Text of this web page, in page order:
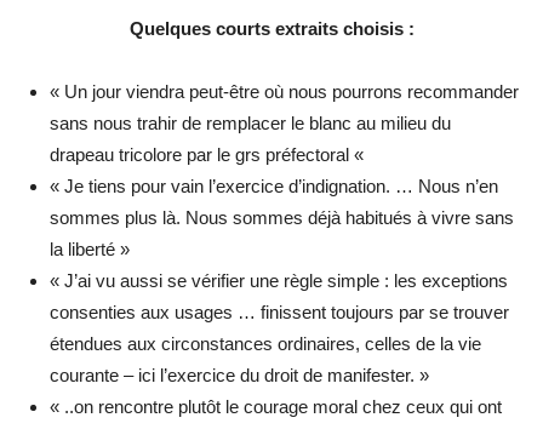
Quelques courts extraits choisis :
« Un jour viendra peut-être où nous pourrons recommander
sans nous trahir de remplacer le blanc au milieu du
drapeau tricolore par le grs préfectoral «
« Je tiens pour vain l’exercice d’indignation. … Nous n’en
sommes plus là. Nous sommes déjà habitués à vivre sans
la liberté »
« J’ai vu aussi se vérifier une règle simple : les exceptions
consenties aux usages … finissent toujours par se trouver
étendues aux circonstances ordinaires, celles de la vie
courante – ici l’exercice du droit de manifester. »
« ..on rencontre plutôt le courage moral chez ceux qui ont